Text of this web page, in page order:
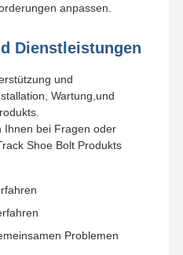
anpassen.
Dienstleistungen
und
Wartung,und
Ihnen bei Fragen oder
Shoe Bolt Produkts
Problemen